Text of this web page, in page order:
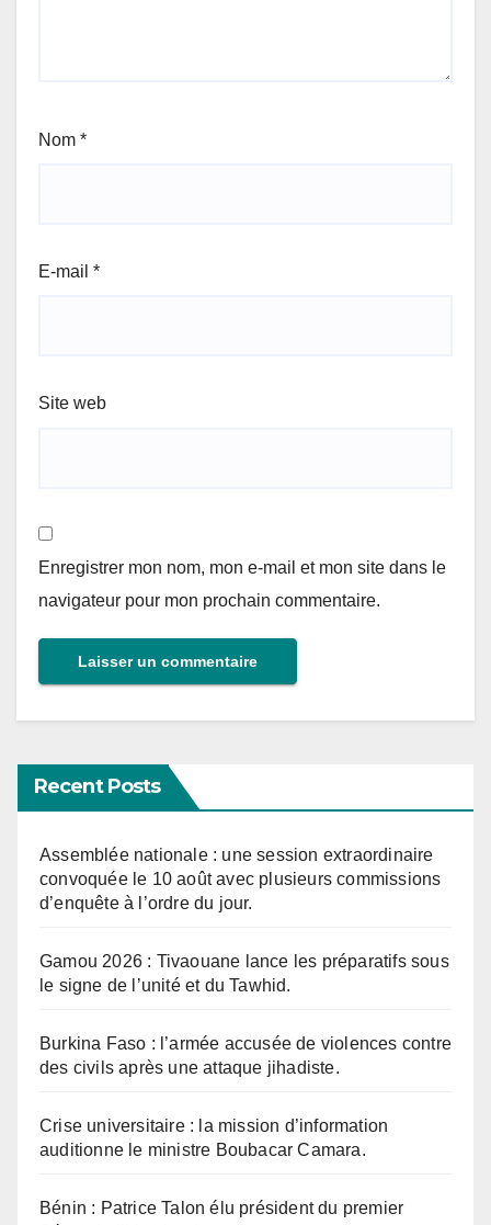
Nom *
E-mail *
Site web
Enregistrer mon nom, mon e-mail et mon site dans le
navigateur pour mon prochain commentaire.
Recent Posts
Assemblée nationale : une session extraordinaire
convoquée le 10 août avec plusieurs commissions
d’enquête à l’ordre du jour.
Gamou 2026 : Tivaouane lance les préparatifs sous
le signe de l’unité et du Tawhid.
Burkina Faso : l’armée accusée de violences contre
des civils après une attaque jihadiste.
Crise universitaire : la mission d’information
auditionne le ministre Boubacar Camara.
Bénin : Patrice Talon élu président du premier